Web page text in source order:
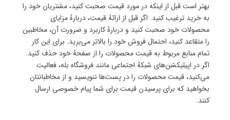
بهتر است قبل از اینکه در مورد قیمت صحبت کنید، مشتریان خود را
به خرید ترغیب کنید. اگر قبل از ارائهٔ قیمت، دربارهٔ مزایای
محصولات خود صحبت کنید و دربارهٔ کاربرد و ضرورت آن، مخاطبین
را متقاعد کنید، احتمال فروش خود را بالاتر می‌برید. برای این کار
تمام منابع مربوط به قیمت محصولات را از صفحهٔ خود حذف کنید.
اگر در اپیلیکشن‌های شبکهٔ اجتماعی مانند فروشگاه بله، فعالیت
می‌کنید، قیمت محصولات را در پست‌ها ننویسید و از مخاطبانتان
بخواهید که برای پرسیدن قیمت برای شما پیام خصوصی ارسال
کنند.